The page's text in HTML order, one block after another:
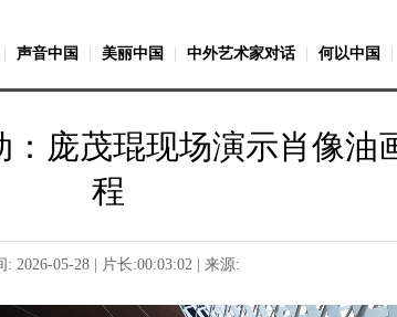
声音中国 美丽中国 中外艺术家对话 何以中国
：庞茂琨现场演示肖像油
程
: 2026-05-28 | 片长:00:03:02 | 来源: